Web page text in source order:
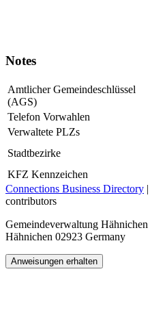
Notes
Amtlicher Gemeindeschlüssel
(AGS)
Telefon Vorwahlen
Verwaltete PLZs
Stadtbezirke
KFZ Kennzeichen
Connections Business Directory |
contributors
Gemeindeverwaltung
Hähnichen 02923 Germany
Anweisungen erhalten